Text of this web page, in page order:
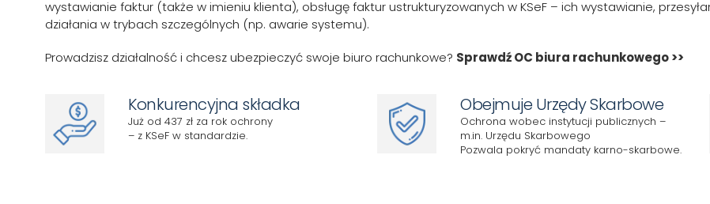
wystawianie faktur (także w imieniu klienta), obsługę faktur ustrukturyzowanych w KSeF – ich wystawianie,
działania w trybach szczególnych (np. awarie systemu).
Prowadzisz działalność i chcesz ubezpieczyć swoje biuro rachunkowe? Sprawdź OC biura rachunkowego >>
Konkurencyjna składka
Już od 437 zł za rok ochrony
– z KSeF w standardzie.
Obejmuje Urzędy Skarbowe
Ochrona wobec instytucji publicznych –
m.in. Urzędu Skarbowego
Pozwala pokryć mandaty karno-skarbowe.